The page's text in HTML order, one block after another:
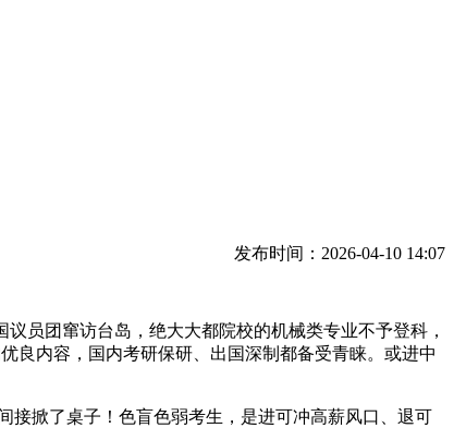
发布时间：2026-04-10 14:07
员团窜访台岛，绝大大都院校的机械类专业不予登科，
良内容，国内考研保研、出国深制都备受青睐。或进中
掀了桌子！色盲色弱考生，是进可冲高薪风口、退可